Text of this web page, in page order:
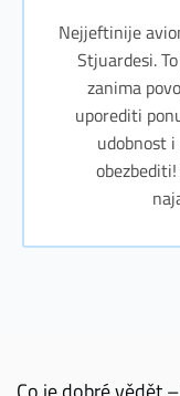
Nejjeftinije
Stjuardesi.
zanima
uporediti
udobnost